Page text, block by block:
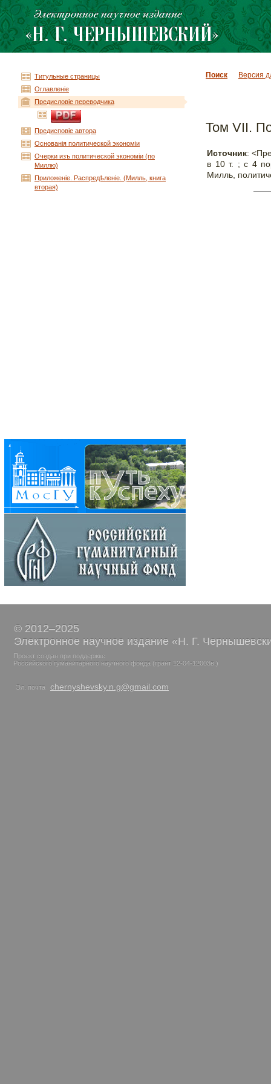
Титульные страницы
Оглавленiе
Предисловіе переводчика
Предисповіе автора
Основанія политической экономіи
Очерки изъ политической экономіи (по
Миллю)
Приложенiе. Раcпредѣленіе. (Милль, книга
вторая)
Поиск Версия
Том VII.
Источник:
в 10 т. ; c 4
Милль,
© 2012–2025
Электронное научное издание «Н. Г.
Проект создан при поддержке
Российского гуманитарного научного фонда (грант 12-04-12003в.)
Эл. почта chernyshevsky.n.g@gmail.com